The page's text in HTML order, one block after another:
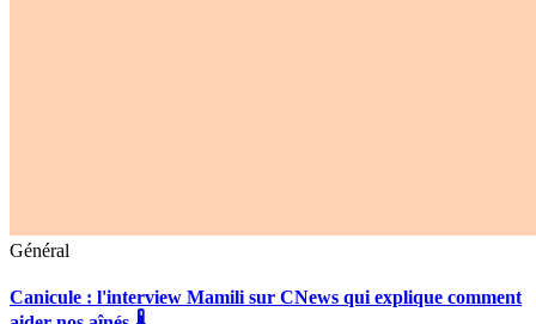
Général
Canicule : l'interview Mamili sur CNews qui explique comment